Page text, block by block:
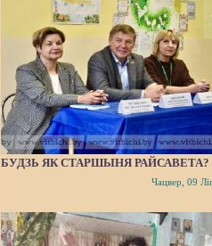
БУДЗЬ ЯК СТАРШЫНЯ РАЙСАВЕТА?
Чацвер, 09